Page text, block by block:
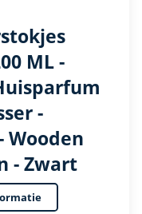
ML -
-
Wooden
- Zwart